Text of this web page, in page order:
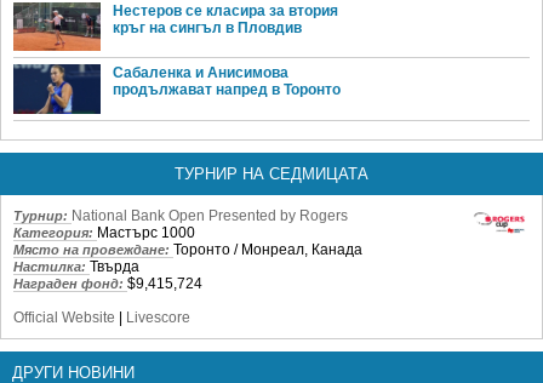
Нестеров се класира за втория
кръг на сингъл в Пловдив
Сабаленка и Анисимова
продължават напред в Торонто
ТУРНИР НА СЕДМИЦАТА
Турнир: National Bank Open Presented by Rogers
Категория: Мастърс 1000
Място на провеждане: Торонто / Монреал, Канада
Настилка: Твърда
Награден фонд: $9,415,724
Official Website | Livescore
ДРУГИ НОВИНИ